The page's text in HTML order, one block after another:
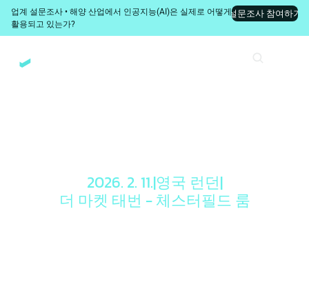
업계 설문조사 • 해양 산업에서 인공지능(AI)은 실제로 어떻게
활용되고 있는가?
설문조사 참여하기
2026. 2. 11.|영국 런던|
더 마켓 태번 - 체스터필드 룸